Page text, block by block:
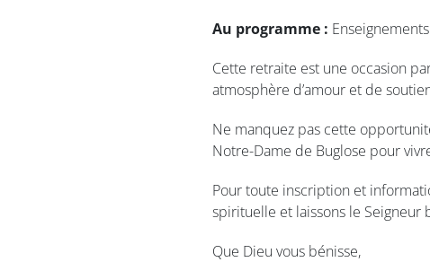
Au programme :
Cette retraite est une occasion
atmosphère d’amour et de
Ne manquez pas cette
Notre-Dame de Buglose pour
Pour toute inscription et
spirituelle et laissons le Seigneur
Que Dieu vous bénisse,